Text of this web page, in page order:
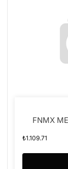
FNMX
₺1.109.71